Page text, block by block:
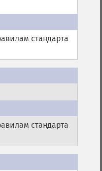
стандарта
стандарта